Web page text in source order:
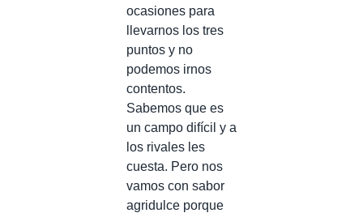
ocasiones para
llevarnos los tres
puntos y no
podemos irnos
contentos.
Sabemos que es
un campo difícil y a
los rivales les
cuesta. Pero nos
vamos con sabor
agridulce porque